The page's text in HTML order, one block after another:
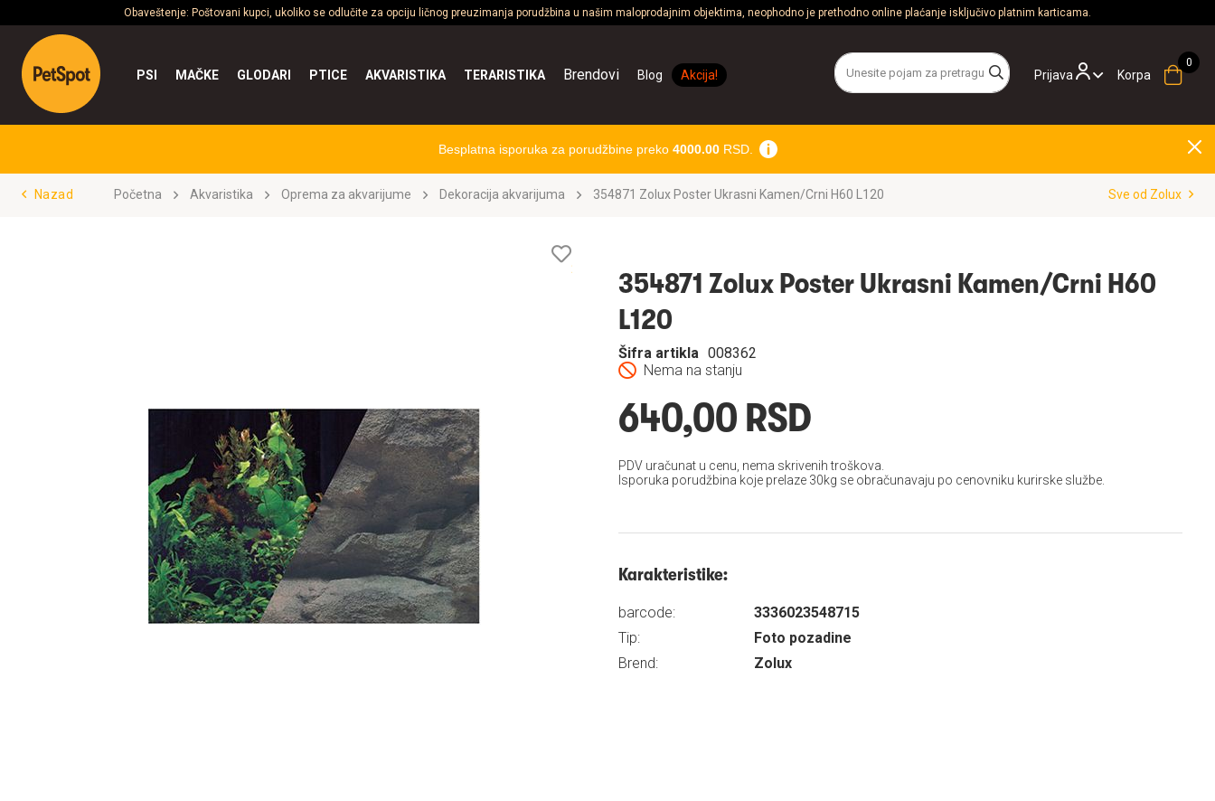
Obaveštenje: Poštovani kupci, ukoliko se odlučite za opciju ličnog preuzimanja porudžbina u našim maloprodajnim objektima, neophodno je prethodno online plaćanje isključivo platnim karticama.
Prijava
PSI MAČKE GLODARI PTICE AKVARISTIKA TERARISTIKA Brendovi Blog Akcija! Korpa
Besplatna isporuka za porudžbine preko 4000.00RSD.
Nazad Početna Akvaristika Oprema za akvarijume Dekoracija akvarijuma 354871 Zolux Poster Ukrasni Kamen/Crni H60 L120 Sve od Zolux
želja
354871 Zolux Poster Ukrasni Kamen/Crni H60
L120
Nema na stanju
Šifra artikla 008362
640,00 RSD
PDV uračunat u cenu, nema skrivenih troškova.
Isporuka porudžbina koje prelaze 30kg se obračunavaju po cenovniku kurirske službe.
Karakteristike:
barcode:
3336023548715
Tip:
Foto pozadine
Brend:
Zolux